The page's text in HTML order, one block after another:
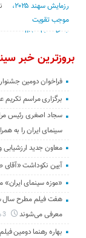
بروزترین خبر
فراخوان دومین
برگزاری مراسم
سجاد اصغری رئیس
سینمای ایران را به
معاون جدید
آیین نکوداشت «آقای
«موزه سینمای
هفت فیلم مطرح سال
معرفی می‌شوند
3 هفته
بهاره رهنما دومین